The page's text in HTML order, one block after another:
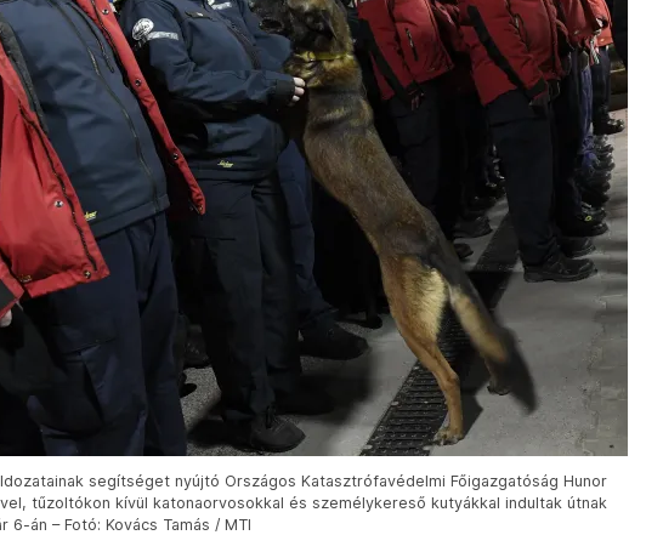
segítséget nyújtó Országos Katasztrófavédelmi Főigazgatóság Hunor
tűzoltókon kívül katonaorvosokkal és személykereső kutyákkal indultak útnak
án – Fotó: Kovács Tamás / MTI